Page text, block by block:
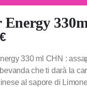
Energy
€
330 ml CHN :
che ti darà la
al sapore di